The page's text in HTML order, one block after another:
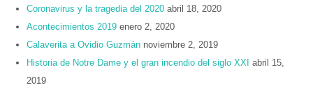
Coronavirus y la tragedia del 2020 abril 18, 2020
Acontecimientos 2019 enero 2, 2020
Calaverita a Ovidio Guzmán noviembre 2, 2019
Historia de Notre Dame y el gran incendio del siglo XXI
abril 15,
2019